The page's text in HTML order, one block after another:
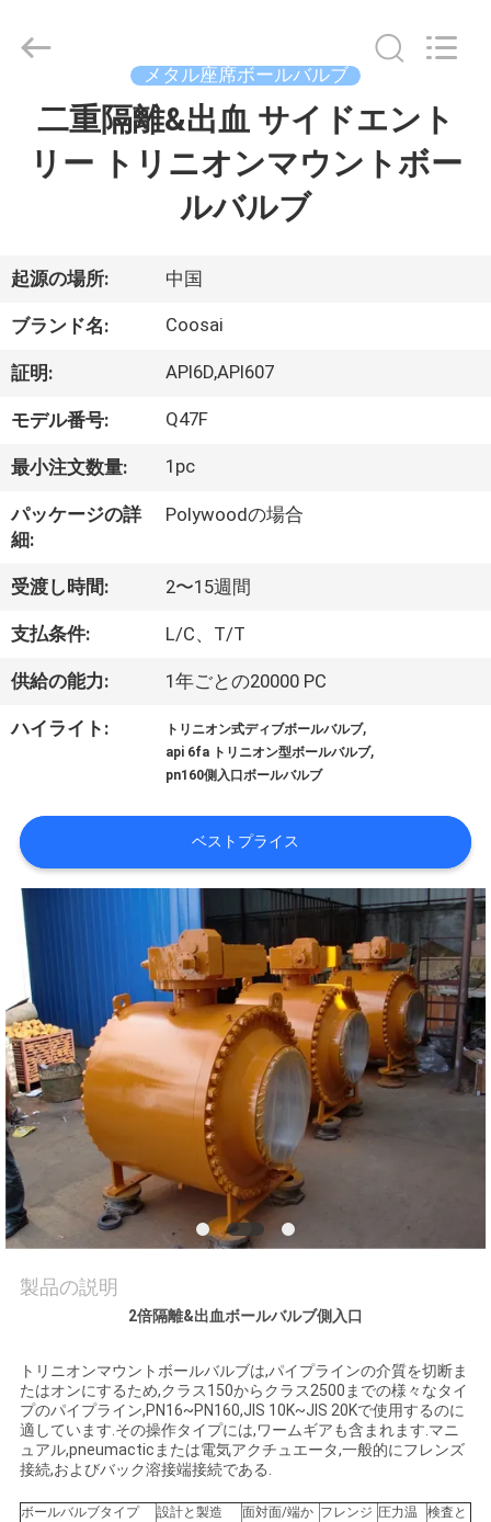
品
わ
た
し
ち
に
つ
い
場
ツ
ア
ー
品
質
管
理
連
絡
だ
さ
い
Copyright
COOSAI
Reserved.
メタル座席ボールバルブ
二重隔離&出血 サイドエント
リー トリニオンマウントボー
ルバルブ
起源の場所: 中国
ブランド名: Coosai
証明: API6D,API607
モデル番号: Q47F
最小注文数量: 1pc
パッケージの詳
細:
Polywoodの場合
受渡し時間: 2〜15週間
支払条件: L/C、T/T
供給の能力: 1年ごとの20000 PC
ハイライト: トリニオン式ディブボールバルブ,
api 6fa トリニオン型ボールバルブ,
pn160側入口ボールバルブ
ベストプライス
製品の説明
2倍隔離&出血ボールバルブ側入口
トリニオンマウントボールバルブは,パイプラインの介質を切断ま
たはオンにするため,クラス150からクラス2500までの様々なタイ
プのパイプライン,PN16~PN160,JIS 10K~JIS 20Kで使用するのに
適しています.その操作タイプには,ワームギアも含まれます.マニ
ュアル,pneumacticまたは電気アクチュエータ,一般的にフレンズ
接続,およびバック溶接端接続である.
ボールバルブタイプ 設計と製造
面対面/端か フレンジ 圧力温
検査と